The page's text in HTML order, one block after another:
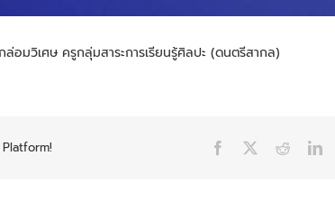
มวิเศษ ครูกลุ่มสาระการเรียนรู้ศิลปะ (ดนตรีสากล)
Facebook Reddit